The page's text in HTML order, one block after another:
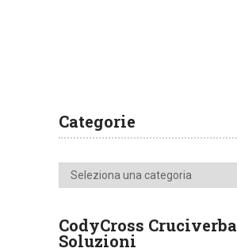
Categorie
Categorie
CodyCross Cruciverba
Soluzioni